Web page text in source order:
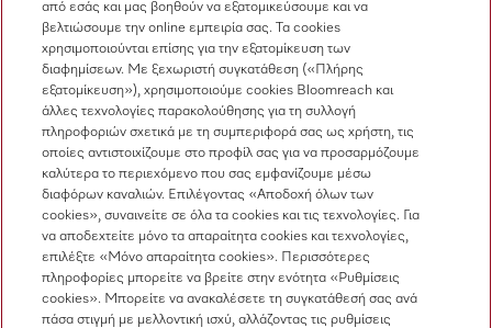
210 6794444
Εξυπηρέτηση πελατών
210 6794444
Ακολουθήστε τη Miele Professional
από εσάς και μας βοηθούν να εξατομικεύσουμε και να
βελτιώσουμε την online εμπειρία σας. Τα cookies
χρησιμοποιούνται επίσης για την εξατομίκευση των
διαφημίσεων. Με ξεχωριστή συγκατάθεση («Πλήρης
εξατομίκευση»), χρησιμοποιούμε cookies Bloomreach και
άλλες τεχνολογίες παρακολούθησης για τη συλλογή
πληροφοριών σχετικά με τη συμπεριφορά σας ως χρήστη, τις
οποίες αντιστοιχίζουμε στο προφίλ σας για να προσαρμόζουμε
καλύτερα το περιεχόμενο που σας εμφανίζουμε μέσω
διαφόρων καναλιών. Επιλέγοντας «Αποδοχή όλων των
cookies», συναινείτε σε όλα τα cookies και τις τεχνολογίες. Για
να αποδεχτείτε μόνο τα απαραίτητα cookies και τεχνολογίες,
επιλέξτε «Μόνο απαραίτητα cookies». Περισσότερες
πληροφορίες μπορείτε να βρείτε στην ενότητα «Ρυθμίσεις
cookies». Μπορείτε να ανακαλέσετε τη συγκατάθεσή σας ανά
πάσα στιγμή με μελλοντική ισχύ, αλλάζοντας τις ρυθμίσεις